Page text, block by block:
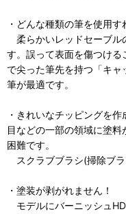
・どんな種類の筆を使用す
柔らかいレッドセーブル
す。誤って表面を傷つける
で尖った筆先を持つ「キ
筆が最適です。
・きれいなチッピングを
目などの一部の領域に塗
困難です。
スクラブブラシ(掃除ブラ
・塗装が剥がれません！
モデルにバーニッシュ